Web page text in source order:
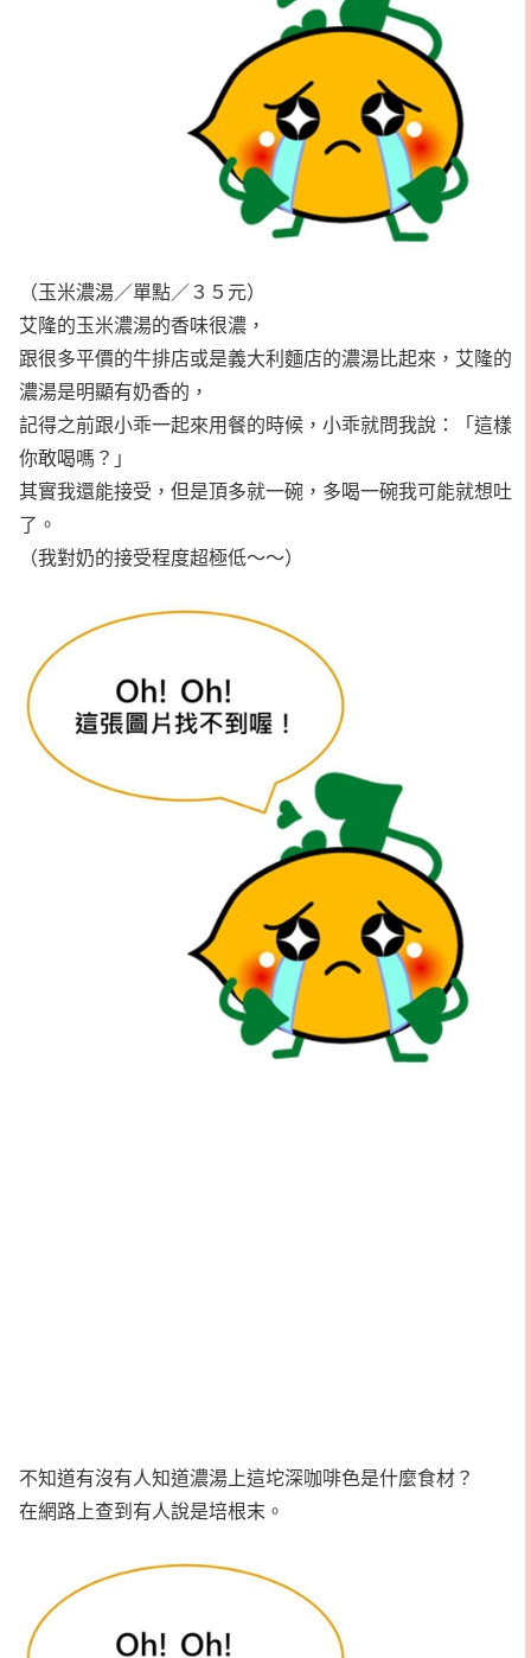
（玉米濃湯／單點／３５元）
艾隆的玉米濃湯的香味很濃，
跟很多平價的牛排店或是義大利麵店的濃湯比起來，艾隆的
濃湯是明顯有奶香的，
記得之前跟小乖一起來用餐的時候，小乖就問我說：「這樣
你敢喝嗎？」
其實我還能接受，但是頂多就一碗，多喝一碗我可能就想吐
了。
（我對奶的接受程度超極低～～）
不知道有沒有人知道濃湯上這坨深咖啡色是什麼食材？
在網路上查到有人說是培根末。